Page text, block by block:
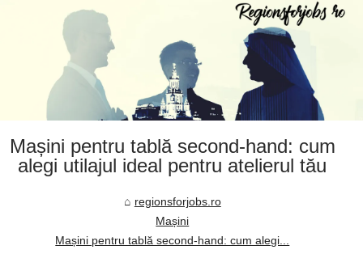
Mașini pentru tablă second‑hand: cum
alegi utilajul ideal pentru atelierul tău
regionsforjobs.ro
Mașini
Mașini pentru tablă second‑hand: cum alegi...